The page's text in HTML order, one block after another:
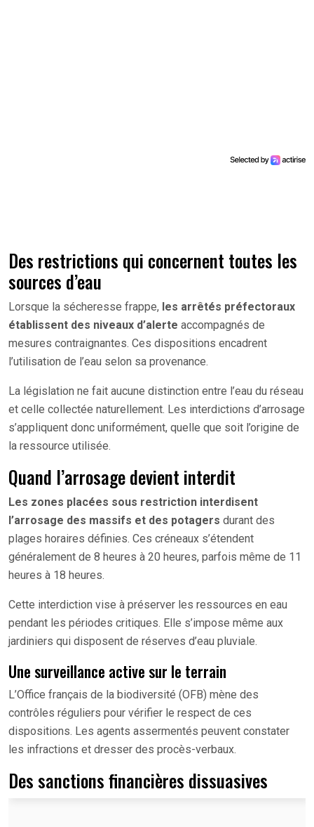
Des restrictions qui concernent toutes les
sources d’eau
Lorsque la sécheresse frappe, les arrêtés préfectoraux
établissent des niveaux d’alerte accompagnés de
mesures contraignantes. Ces dispositions encadrent
l’utilisation de l’eau selon sa provenance.
La législation ne fait aucune distinction entre l’eau du réseau
et celle collectée naturellement. Les interdictions d’arrosage
s’appliquent donc uniformément, quelle que soit l’origine de
la ressource utilisée.
Quand l’arrosage devient interdit
Les zones placées sous restriction interdisent
l’arrosage des massifs et des potagers durant des
plages horaires définies. Ces créneaux s’étendent
généralement de 8 heures à 20 heures, parfois même de 11
heures à 18 heures.
Cette interdiction vise à préserver les ressources en eau
pendant les périodes critiques. Elle s’impose même aux
jardiniers qui disposent de réserves d’eau pluviale.
Une surveillance active sur le terrain
L’Office français de la biodiversité (OFB) mène des
contrôles réguliers pour vérifier le respect de ces
dispositions. Les agents assermentés peuvent constater
les infractions et dresser des procès-verbaux.
Des sanctions financières dissuasives